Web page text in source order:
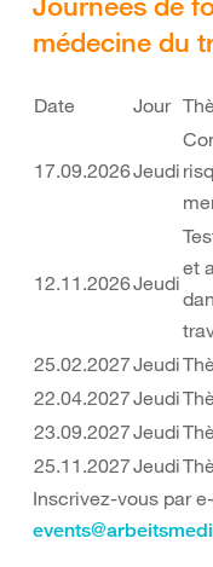
médecine du
Date Jour
17.09.2026Jeudi
12.11.2026Jeudi
et
25.02.2027Jeudi
22.04.2027Jeudi
23.09.2027Jeudi
25.11.2027Jeudi
Inscrivez-vous par